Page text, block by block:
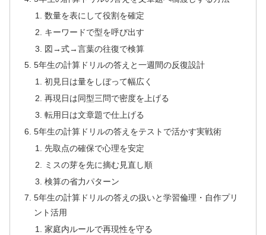
数量を表にして役割を確定
キーワードで型を呼び出す
図→式→言葉の往復で検算
5年生の計算ドリルの答えと一週間の反復設計
初見日は量をしぼって幅広く
再現日は同型三問で密度を上げる
転用日は文章題で仕上げる
5年生の計算ドリルの答えをテストで活かす実戦術
先取点の確保で心理を安定
ミスの芽を先に摘む見直し順
検算の省力パターン
5年生の計算ドリルの答えの扱いと学習倫理・自作プリ
ント活用
家庭内ルールで再現性を守る